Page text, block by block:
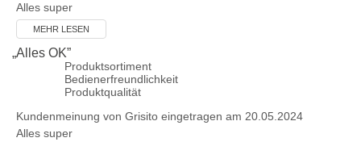
Alles super
MEHR LESEN
„Alles OK”
Produktsortiment
Bedienerfreundlichkeit
Produktqualität
Kundenmeinung von Grisito eingetragen am 20.05.2024
Alles super